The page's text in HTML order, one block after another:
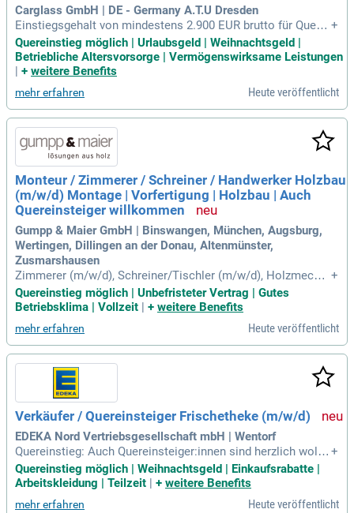
Carglass GmbH | DE - Germany A.T.U Dresden
Einstiegsgehalt von mindestens 2.900 EUR brutto für Querei
nsteigende. Mit einer Kfz-Berufsausbildung 3.200 EUR brutto
in Vollzeit (39 Wochenstunden) – auch Teilzeit ist möglich.
+
Quereinstieg möglich | Urlaubsgeld | Weihnachtsgeld |
Betriebliche Altersvorsorge | Vermögenswirksame Leistungen
| + weitere Benefits
mehr erfahren Heute veröffentlicht
Monteur / Zimmerer / Schreiner / Handwerker Holzbau
(m/w/d) Montage | Vorfertigung | Holzbau | Auch
Quereinsteiger willkommen
Gumpp & Maier GmbH | Binswangen, München, Augsburg,
Wertingen, Dillingen an der Donau, Altenmünster,
Zusmarshausen
Zimmerer (m⁠/⁠w⁠/⁠d), Schreiner/Tischler (m⁠/⁠w⁠/⁠d), Holzmecha
niker (m⁠/⁠w⁠/⁠d), Dachdecker (m⁠/⁠w⁠/⁠d), Trockenbauer (m⁠/⁠w⁠/⁠d)
oder eine vergleichbare handwerkliche Qualifikation; Auch e
vierte Quereinsteiger
+
Quereinstieg möglich | Unbefristeter Vertrag | Gutes
Betriebsklima | Vollzeit | + weitere Benefits
mehr erfahren Heute veröffentlicht
Verkäufer / Quereinsteiger Frischetheke (m/w/d)
EDEKA Nord Vertriebsgesellschaft mbH | Wentorf
Quereinstieg: Auch Quereinsteiger:innen sind herzlich wollk
ommen! Leidenschaft: Du hast Freude am Verkaufen von Le
bensmitteln und dem Umgang mit der Kundschaft. Erfahrun
+
Quereinstieg möglich | Weihnachtsgeld | Einkaufsrabatte |
Arbeitskleidung | Teilzeit
+ weitere Benefits
mehr erfahren Heute veröffentlicht